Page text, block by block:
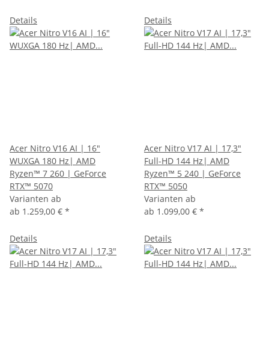
Details Details
Acer Nitro V16 AI | 16"
WUXGA 180 Hz| AMD
Ryzen™ 7 260 | GeForce
RTX™ 5070
Varianten ab
ab 1.259,00 € *
Details
Acer Nitro V17 AI | 17,3"
Full-HD 144 Hz| AMD
Ryzen™ 5 240 | GeForce
RTX™ 5050
Varianten ab
ab 1.099,00 € *
Details